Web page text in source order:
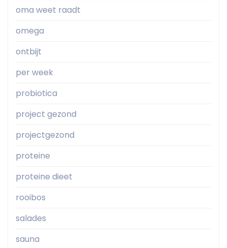
oma weet raadt
omega
ontbijt
per week
probiotica
project gezond
projectgezond
proteine
proteine dieet
rooibos
salades
sauna